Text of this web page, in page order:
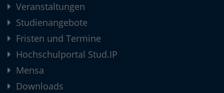
Veranstaltungen
Studienangebote
Fristen und Termine
Hochschulportal Stud.IP
Mensa
Downloads